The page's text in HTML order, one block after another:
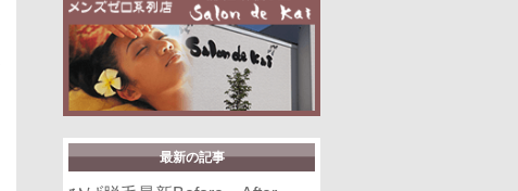
最新の記事